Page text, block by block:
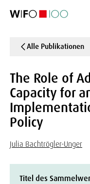
Alle Publikationen
The Role of
Capacity for
Policy
Julia Bachtrögler-Unger
Titel des